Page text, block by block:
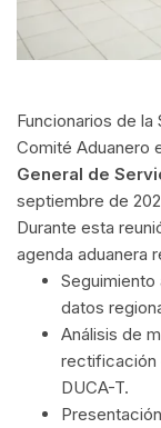
Funcionarios de la
Comité Aduanero
General de
septiembre de
Durante esta
agenda aduanera
datos
Análisis de
rectificación
DUCA-T.